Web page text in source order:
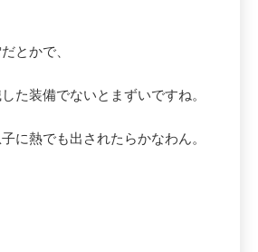
とかで、
た装備でないとまずいですね。
に熱でも出されたらかなわん。